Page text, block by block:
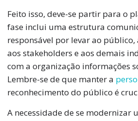
Feito isso, deve-se partir para o
fase inclui uma estrutura
responsável por levar ao público,
aos stakeholders e aos demais
com a organização informações
Lembre-se de que manter a
reconhecimento do público é
A necessidade de se modernizar